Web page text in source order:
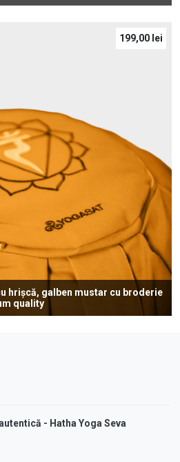
hrișcă, galben mustar cu broderie
quality
199,00 lei
- Hatha Yoga Seva